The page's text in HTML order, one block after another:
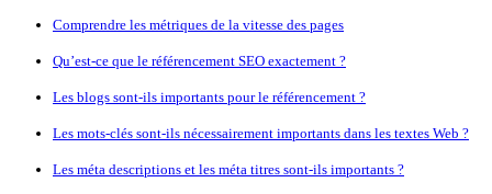
Comprendre les métriques de la vitesse des pages
Qu’est-ce que le référencement SEO exactement ?
Les blogs sont-ils importants pour le référencement ?
Les mots-clés sont-ils nécessairement importants dans les textes Web ?
Les méta descriptions et les méta titres sont-ils importants ?